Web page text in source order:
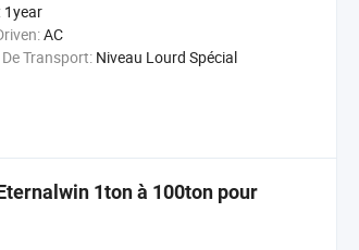
1year
AC
Transport: Niveau Lourd Spécial
1ton à 100ton pour